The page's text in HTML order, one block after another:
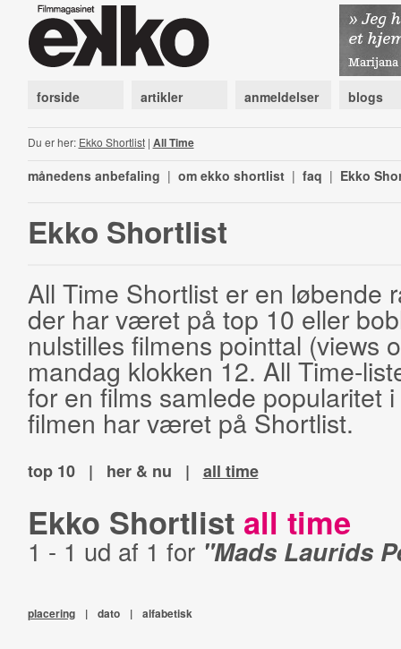
forside artikler anmeldelser blogs
Du er her: Ekko Shortlist| All Time
månedens anbefaling | om ekko shortlist | faq | Ekko
Ekko Shortlist
All Time Shortlist er en løbende
der har været på top 10 eller
nulstilles filmens pointtal (views
mandag klokken 12. All Time-
for en films samlede popularitet
filmen har været på Shortlist.
top 10 | her & nu | all time
Ekko Shortlist all time
1 - 1 ud af 1 for "Mads Laurids
placering | dato | alfabetisk